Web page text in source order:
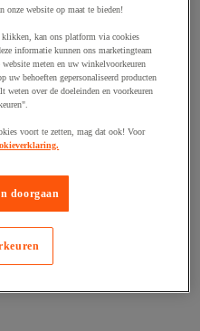
kist
onze website op maat te bieden!
klikken, kan ons platform via cookies
informatie kunnen ons marketingteam
website meten en uw winkelvoorkeuren
uw behoeften gepersonaliseerd producten
weten over de doeleinden en voorkeuren
voort te zetten, mag dat ook! Voor
doorgaan